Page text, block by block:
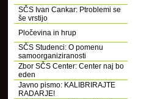
SČS Ivan Cankar: Ptroblemi se
še vrstijo
Pločevina in hrup
SČS Studenci: O pomenu
samoorganiziranosti
Zbor SČS Center: Center naj bo
eden
Javno pismo: KALIBRIRAJTE
RADARJE!